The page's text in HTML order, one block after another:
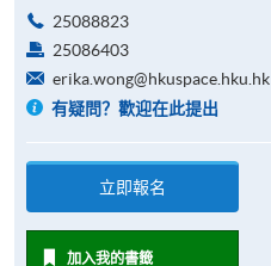
25088823
25086403
erika.wong@hkuspace.hku.hk
有疑問？歡迎在此提出
立即報名
加入我的書籤